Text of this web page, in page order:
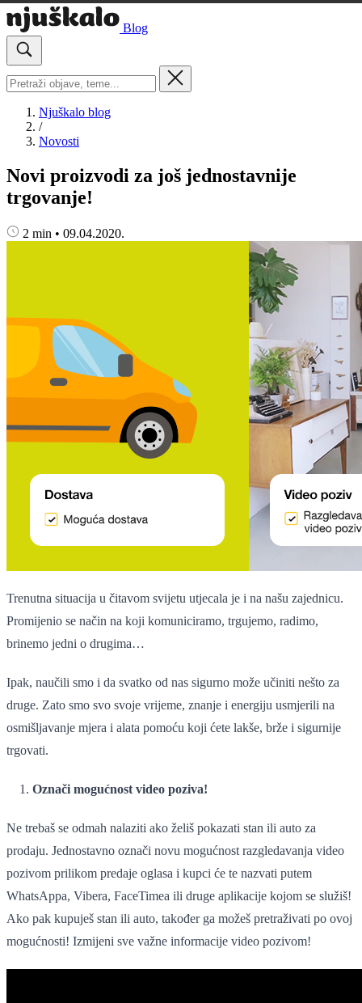
Blog
Njuškalo blog
/
Novosti
Novi proizvodi za još jednostavnije
trgovanje!
2 min • 09.04.2020.
Trenutna situacija u čitavom svijetu utjecala je i na našu zajednicu.
Promijenio se način na koji komuniciramo, trgujemo, radimo,
brinemo jedni o drugima…
Ipak, naučili smo i da svatko od nas sigurno može učiniti nešto za
druge. Zato smo svo svoje vrijeme, znanje i energiju usmjerili na
osmišljavanje mjera i alata pomoću koji ćete lakše, brže i sigurnije
trgovati.
Označi mogućnost video poziva!
Ne trebaš se odmah nalaziti ako želiš pokazati stan ili auto za
prodaju. Jednostavno označi novu mogućnost razgledavanja video
pozivom prilikom predaje oglasa i kupci će te nazvati putem
WhatsAppa, Vibera, FaceTimea ili druge aplikacije kojom se služiš!
Ako pak kupuješ stan ili auto, također ga možeš pretraživati po ovoj
mogućnosti! Izmijeni sve važne informacije video pozivom!